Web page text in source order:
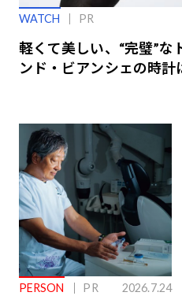
WATCH PR
軽くて美しい、“完璧”な
ンド・ビアンシェの時計
PERSON PR 2026.7.24